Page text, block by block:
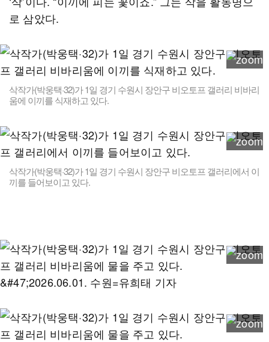
로 삼았다.
삭작가(박웅택·32)가 1일 경기 수원시 장안구 비오토프 갤러리 비바리
움에 이끼를 식재하고 있다.
삭작가(박웅택·32)가 1일 경기 수원시 장안구 비오토프 갤러리에서 이
끼를 들어보이고 있다.